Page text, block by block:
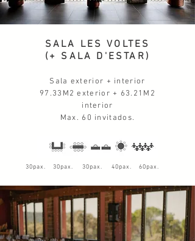
SALA LES VOLTES
(+ SALA D'ESTAR)
Sala exterior + interior
97.33M2 exterior + 63.21M2
interior
Max. 60 invitados.
30pax. 30pax. 30pax. 40pax. 60pax.